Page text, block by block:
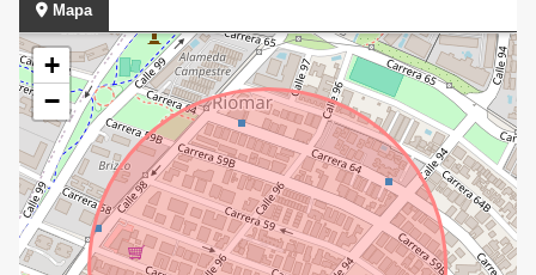
Mapa
+
−